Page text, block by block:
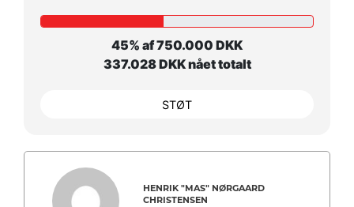
45% af 750.000 DKK
337.028 DKK nået totalt
STØT
HENRIK "MAS" NØRGAARD
CHRISTENSEN